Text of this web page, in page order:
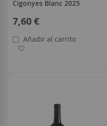
Cigonyes Blanc 2025
7,60 €
Añadir al carrito